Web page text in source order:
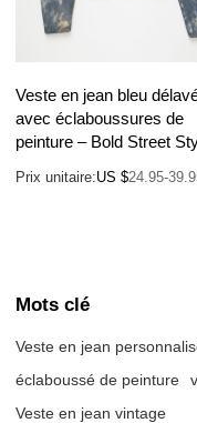
Veste en jean bleu
avec éclaboussures de
peinture – Bold Street
Prix unitaire:US $24.95-
Mots clé
Veste en jean
éclaboussé de peinture
Veste en jean vintage